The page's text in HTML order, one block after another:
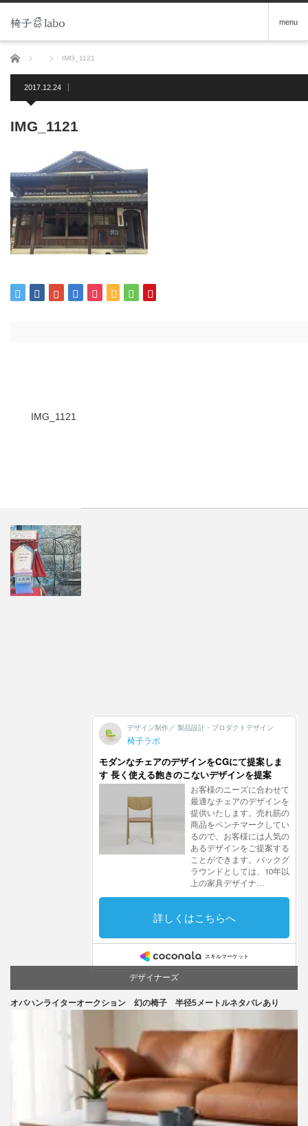
menu
ホーム IMG_1121
2017.12.24
IMG_1121
IMG_1121
デザイナーズ
家具
椅子
オバハンライターオークション 幻の椅子 半径5メートルネタバレあり